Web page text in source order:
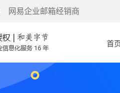
网易企业邮箱经销商
首